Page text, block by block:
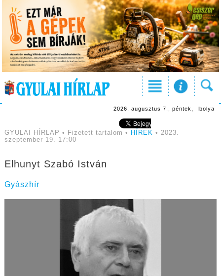
2026. augusztus 7., péntek, Ibolya
GYULAI HÍRLAP • Fizetett tartalom • HÍREK • 2023.
szeptember 19. 17:00
Elhunyt Szabó István
Gyászhír